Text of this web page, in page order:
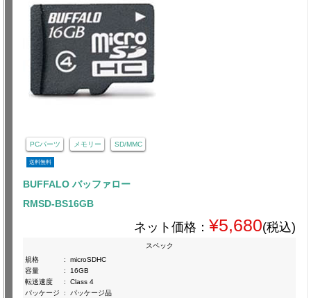
PCパーツ メモリー SD/MMC
送料無料
BUFFALO バッファロー
RMSD-BS16GB
ネット価格： ¥5,680(税込)
スペック
規格
:
microSDHC
容量
:
16GB
転送速度
:
Class 4
パッケージ
: パッケージ品